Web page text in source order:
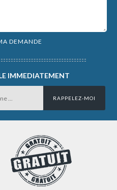
IMMEDIATEMENT